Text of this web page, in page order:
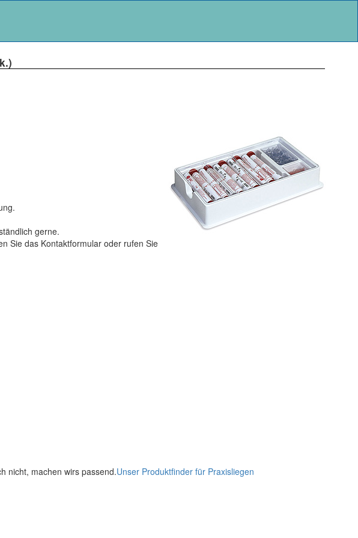
gerne.
Sie das Kontaktformular oder rufen Sie
nicht, machen wirs passend.Unser Produktfinder für Praxisliegen